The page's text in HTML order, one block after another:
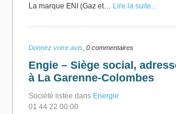
La marque ENI (Gaz et… Lire la suite...
Donnez votre avis , 0 commentaires
Engie – Siège social,
à La Garenne-Colombes
Société listée dans Energie
01 44 22 00 00